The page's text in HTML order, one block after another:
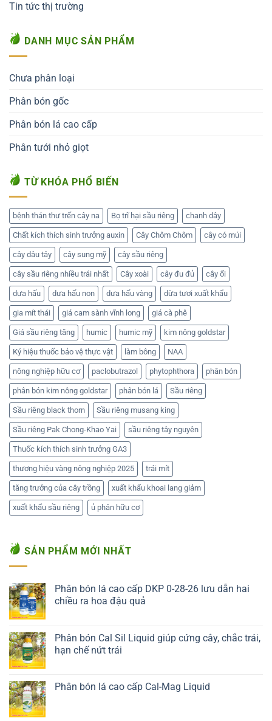
Tin tức thị trường
DANH MỤC SẢN PHẨM
Chưa phân loại
Phân bón gốc
Phân bón lá cao cấp
Phân tưới nhỏ giọt
TỪ KHÓA PHỔ BIẾN
bệnh thán thư trến cây na Bọ trĩ hại sầu riêng chanh dây
Chất kích thích sinh trưởng auxin Cây Chôm Chôm cây có múi
cây dâu tây cây sung mỹ cây sầu riêng
cây sầu riêng nhiều trái nhất Cây xoài cây đu đủ cây ổi
dưa hấu dưa hấu non dưa hấu vàng dừa tươi xuất khẩu
gia mít thái giá cam sành vĩnh long giá cà phê
Giá sầu riêng tăng humic humic mỹ kim nông goldstar
Ký hiệu thuốc bảo vệ thực vật làm bông NAA
nông nghiệp hữu cơ paclobutrazol phytophthora phân bón
phân bón kim nông goldstar phân bón lá Sầu riêng
Sầu riêng black thorn Sầu riêng musang king
Sầu riêng Pak Chong-Khao Yai sầu riêng tây nguyên
Thuốc kích thích sinh trưởng GA3
thương hiệu vàng nông nghiệp 2025 trái mít
tăng trưởng của cây trồng xuất khẩu khoai lang giảm
xuất khẩu sầu riêng ủ phân hữu cơ
SẢN PHẨM MỚI NHẤT
Phân bón lá cao cấp DKP 0-28-26 lưu dẫn hai
chiều ra hoa đậu quả
Phân bón Cal Sil Liquid giúp cứng cây, chắc trái,
hạn chế nứt trái
Liên hệ ngay
Phân bón lá cao cấp Cal-Mag Liquid